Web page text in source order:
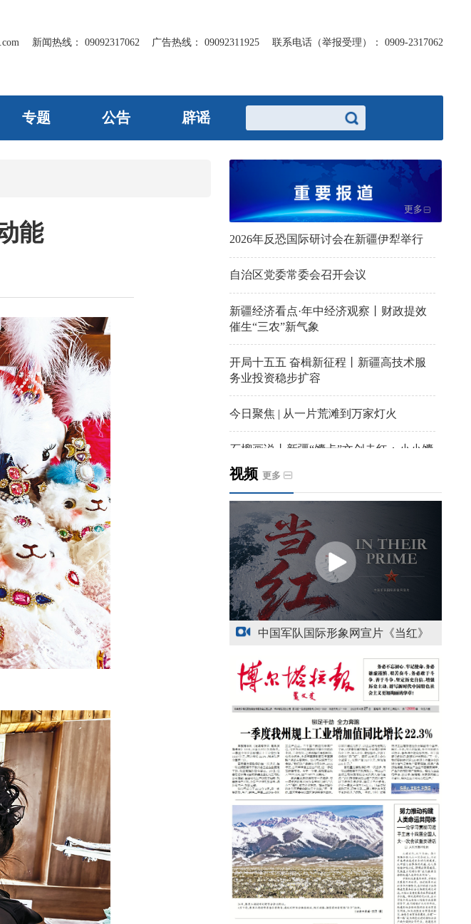
新闻热线： 09092317062 广告热线：09092311925 联系电话（举报受理）： 0909-2317062
专题 公告 辟谣
能
更多
2026年反恐国际研讨会在新疆伊犁举行
自治区党委常委会召开会议
新疆经济看点·年中经济观察丨财政提效
催生“三农”新气象
开局十五五 奋楫新征程丨新疆高技术服
务业投资稳步扩容
今日聚焦 | 从一片荒滩到万家灯火
石榴画说丨新疆“馕卡”文创走红：小小馕
饼变身城市文旅IP名片
天山观察丨暑期AI研学热，孩子们究竟学
到什么
给祖国“镶金边”！G219+G331描绘新疆风
光与发展新画卷
新疆多点发力完善水利基础设施
援疆心语｜千里赴疆 以影像微光护百姓
视频 更多
中国军队国际形象网宣片《当红》